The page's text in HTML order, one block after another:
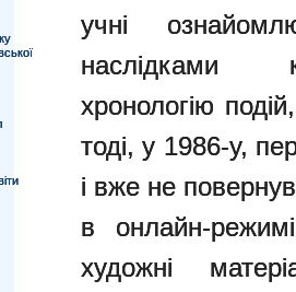
учні
наслідками
хронологію
тоді, у 1986-у,
і вже не
в онлайн-
художні